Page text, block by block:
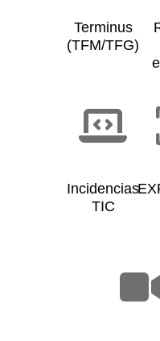
Terminus
(TFM/TFG)
Incidencias
TIC